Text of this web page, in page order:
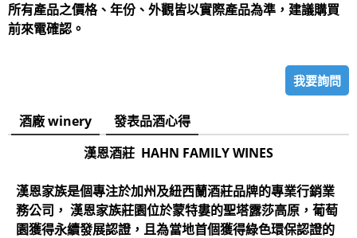
所有產品之價格、年份、外觀皆以實際產品為準，建議購買
前來電確認。
我要詢問
酒廠 winery
發表品酒心得
漢恩酒莊 HAHN FAMILY WINES
漢恩家族是個專注於加州及紐西蘭酒莊品牌的專業行銷業
務公司， 漢恩家族莊園位於蒙特婁的聖塔露莎高原，葡萄
園獲得永續發展認證，且為當地首個獲得綠色環保認證的